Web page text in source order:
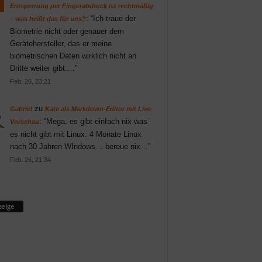
Entsperrung per Fingerabdruck ist rechtmäßig
– was heißt das für uns?: “Ich traue der
Biometrie nicht oder genauer dem
Gerätehersteller, das er meine
biometrischen Daten wirklich nicht an
Dritte weiter gibt.… ”
Feb. 26, 23:21
Gabrielzu Kate als Markdown-Editor mit Live-
Vorschau: “Mega, es gibt einfach nix was
es nicht gibt mit Linux. 4 Monate Linux
nach 30 Jahren WIndows… bereue nix… ”
Feb. 26, 21:34